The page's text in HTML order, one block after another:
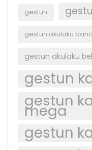
gestun
gestun akulaku
gestun akulaku
gestun
gestun
mega
gestun